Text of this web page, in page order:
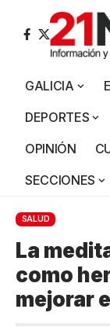
GALICIA
DEPORTES
OPINIÓN
SECCIONES
SALUD
La
como
mejorar